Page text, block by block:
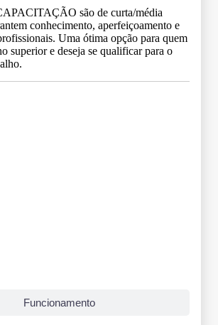
são de curta/média
conhecimento, aperfeiçoamento e
Uma ótima opção para quem
superior e deseja se qualificar para o
Funcionamento